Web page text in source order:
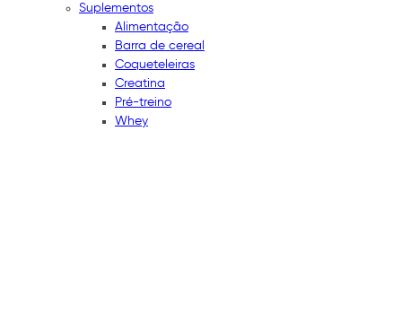
Suplementos
Alimentação
Barra de cereal
Coqueteleiras
Creatina
Pré-treino
Whey